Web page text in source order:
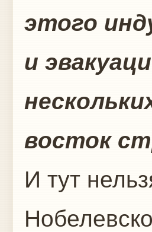
этого
и
восток
И тут